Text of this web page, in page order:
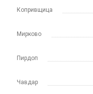
Копривщица
Мирково
Пирдоп
Чавдар